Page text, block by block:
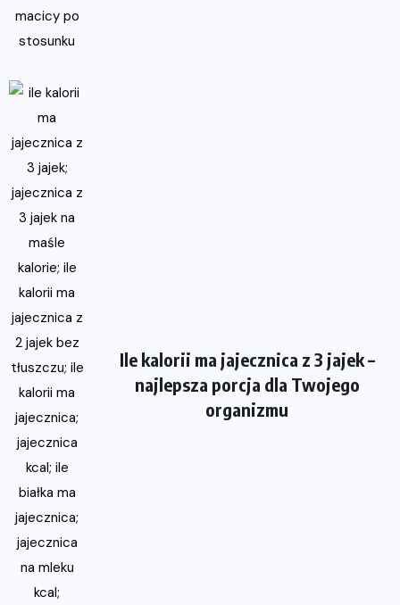
Ile kalorii ma jajecznica z 3 jajek –
najlepsza porcja dla Twojego
organizmu